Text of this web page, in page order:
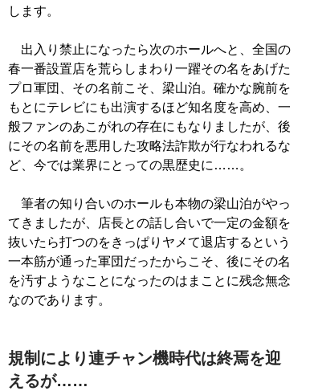
します。
出入り禁止になったら次のホールへと、全国の
春一番設置店を荒らしまわり一躍その名をあげた
プロ軍団、その名前こそ、梁山泊。確かな腕前を
もとにテレビにも出演するほど知名度を高め、一
般ファンのあこがれの存在にもなりましたが、後
にその名前を悪用した攻略法詐欺が行なわれるな
ど、今では業界にとっての黒歴史に……。
筆者の知り合いのホールも本物の梁山泊がやっ
てきましたが、店長との話し合いで一定の金額を
抜いたら打つのをきっぱりヤメて退店するという
一本筋が通った軍団だったからこそ、後にその名
を汚すようなことになったのはまことに残念無念
なのであります。
規制により連チャン機時代は終焉を迎
えるが……